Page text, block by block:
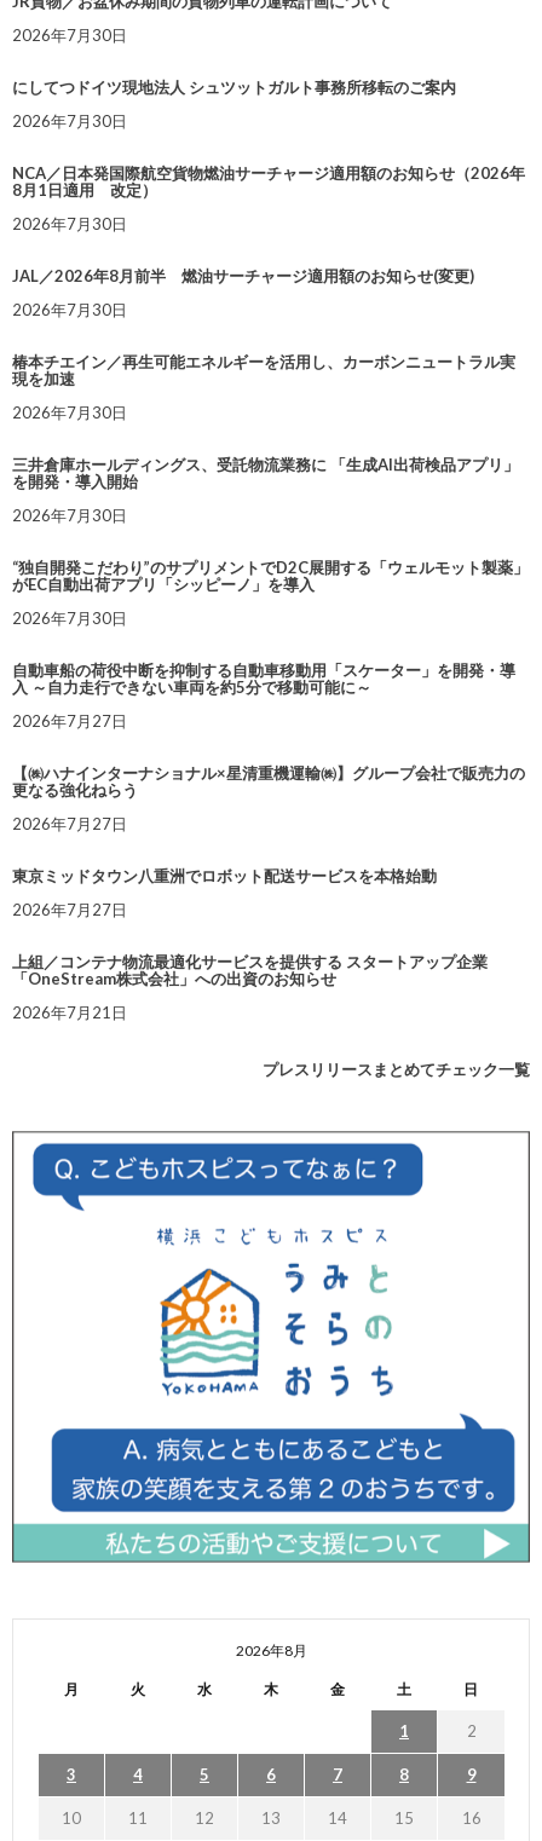
2026年7月30日
にしてつドイツ現地法人 シュツットガルト事務所移転のご案内
2026年7月30日
NCA／日本発国際航空貨物燃油サーチャージ適用額のお知らせ（2026年
8月1日適用 改定）
2026年7月30日
JAL／2026年8月前半 燃油サーチャージ適用額のお知らせ(変更)
2026年7月30日
椿本チエイン／再生可能エネルギーを活用し、カーボンニュートラル実
現を加速
2026年7月30日
三井倉庫ホールディングス、受託物流業務に 「生成AI出荷検品アプリ」
を開発・導入開始
2026年7月30日
“独自開発こだわり”のサプリメントでD2C展開する「ウェルモット製薬」
がEC自動出荷アプリ「シッピーノ」を導入
2026年7月30日
自動車船の荷役中断を抑制する自動車移動用「スケーター」を開発・導
入 ～自力走行できない車両を約5分で移動可能に～
2026年7月27日
【㈱ハナインターナショナル×星清重機運輸㈱】グループ会社で販売力の
更なる強化ねらう
2026年7月27日
東京ミッドタウン八重洲でロボット配送サービスを本格始動
2026年7月27日
上組／コンテナ物流最適化サービスを提供する スタートアップ企業
「OneStream株式会社」への出資のお知らせ
2026年7月21日
プレスリリースまとめてチェック一覧
2026年8月
月 火 水 木 金 土 日
1 2
3 4 5 6 7 8 9
10 11 12 13 14 15 16